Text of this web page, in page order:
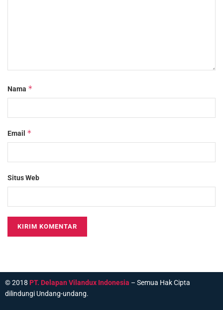
Nama *
Email *
Situs Web
© 2018 PT. Delapan Vilandux Indonesia – Semua Hak Cipta
dilindungi Undang-undang.